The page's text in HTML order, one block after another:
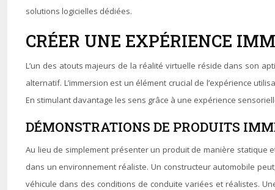
solutions logicielles dédiées.
CRÉER UNE EXPÉRIENCE
L’un des atouts majeurs de la réalité virtuelle réside dans son
alternatif. L’immersion est un élément crucial de l’expérience
En stimulant davantage les sens grâce à une expérience
DÉMONSTRATIONS DE PRODUITS
Au lieu de simplement présenter un produit de manière statique
dans un environnement réaliste. Un constructeur automobile
véhicule dans des conditions de conduite variées et réalistes.